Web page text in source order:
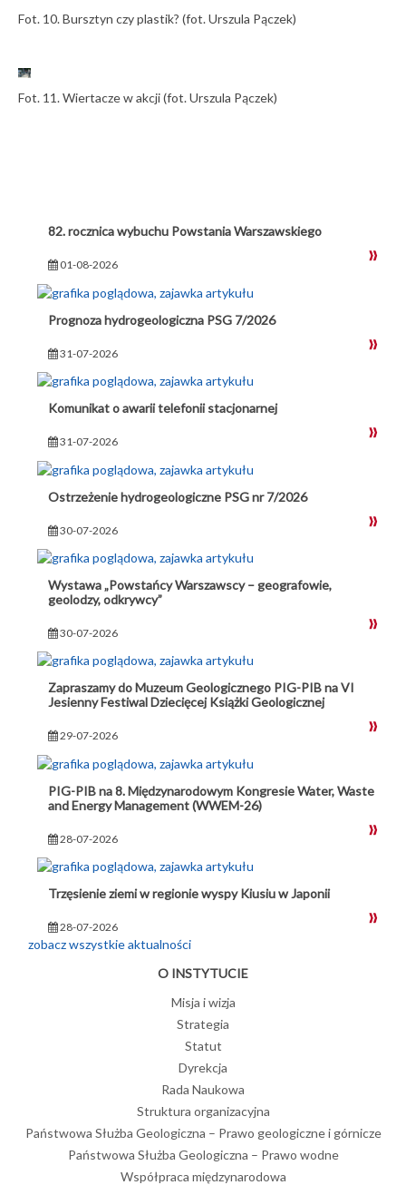
Fot. 10. Bursztyn czy plastik? (fot. Urszula Pączek)
Fot. 11. Wiertacze w akcji (fot. Urszula Pączek)
82. rocznica wybuchu Powstania Warszawskiego
01-08-2026
Prognoza hydrogeologiczna PSG 7/2026
31-07-2026
Komunikat o awarii telefonii stacjonarnej
31-07-2026
Ostrzeżenie hydrogeologiczne PSG nr 7/2026
30-07-2026
Wystawa „Powstańcy Warszawscy – geografowie,
geolodzy, odkrywcy”
30-07-2026
Zapraszamy do Muzeum Geologicznego PIG-PIB na VI
Jesienny Festiwal Dziecięcej Książki Geologicznej
29-07-2026
PIG-PIB na 8. Międzynarodowym Kongresie Water, Waste
and Energy Management (WWEM-26)
28-07-2026
Trzęsienie ziemi w regionie wyspy Kiusiu w Japonii
28-07-2026
zobacz wszystkie aktualności
O INSTYTUCIE
Misja i wizja
Strategia
Statut
Dyrekcja
Rada Naukowa
Struktura organizacyjna
Państwowa Służba Geologiczna – Prawo geologiczne i górnicze
Państwowa Służba Geologiczna – Prawo wodne
Współpraca międzynarodowa